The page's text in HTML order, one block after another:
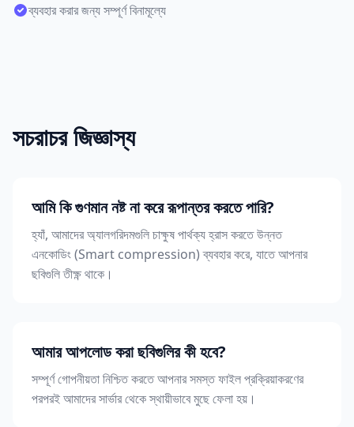
ব্যবহার করার জন্য সম্পূর্ণ বিনামূল্যে
সচরাচর জিজ্ঞাস্য
আমি কি গুণমান নষ্ট না করে রূপান্তর করতে পারি?
হ্যাঁ, আমাদের অ্যালগরিদমগুলি চাক্ষুষ পার্থক্য হ্রাস করতে উন্নত
এনকোডিং (Smart compression) ব্যবহার করে, যাতে আপনার
ছবিগুলি তীক্ষ্ণ থাকে।
আমার আপলোড করা ছবিগুলির কী হবে?
সম্পূর্ণ গোপনীয়তা নিশ্চিত করতে আপনার সমস্ত ফাইল প্রক্রিয়াকরণের
পরপরই আমাদের সার্ভার থেকে স্থায়ীভাবে মুছে ফেলা হয়।